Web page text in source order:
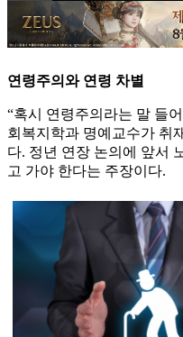
연령주의와 연령 차별
“혹시 연령주의라는 말 들
회복지학과 명예교수가 취
다. 정년 연장 논의에 앞서
고 가야 한다는 주장이다.